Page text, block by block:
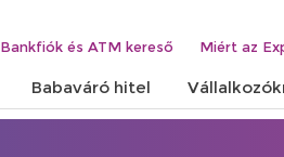
Bankfiók és ATM kereső Miért az
Babaváró hitel